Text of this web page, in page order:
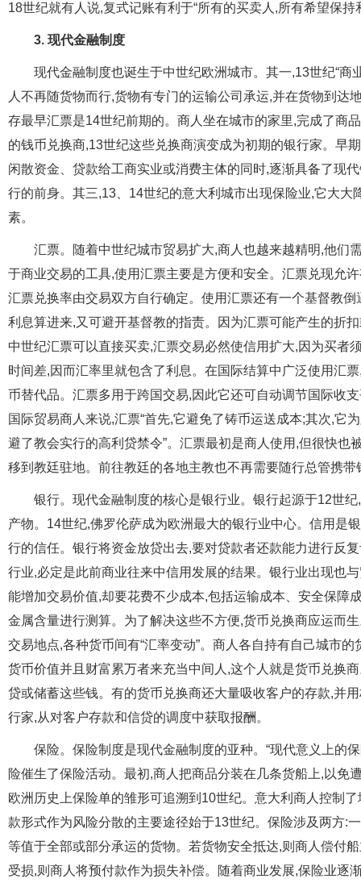
18世纪就有人说,复式记账有利于“所有的买卖人,所有希望保
3. 现代金融制度
现代金融制度也诞生于中世纪欧洲城市。其一,13世纪“
人不再随货物而行,货物有专门的运输公司承运,并在货物到
存最早汇票是14世纪前期的。商人坐在城市的家里,完成了商
的钱币兑换商,13世纪这些兑换商演变成为初期的银行家。早
闲散资金、贷款给工商实业或消费主体的同时,逐渐具备了现
行的前身。其三,13、14世纪的意大利城市出现保险业,它大
素。
汇票。随着中世纪城市贸易扩大,商人也越来越精明,他们
于商业交易的工具,使用汇票主要是方便和安全。汇票兑现允
汇票兑换率由交易双方自行确定。使用汇票还有一个基督教
利息算进来,又可避开基督教的指责。因为汇票可能产生的折
中世纪汇票可以直接买卖,汇票交易必然使信用扩大,因为买者
时间差,因而汇率里就包含了利息。在国际结算中广泛使用汇
币替代品。汇票多用于跨国交易,因此它还可自动调节国际收
国际贸易商人来说,汇票“首先,它避免了铸币运送成本;其次,它
避了教会实行的高利贷禁令”。汇票最初是商人使用,但很快
移到教廷驻地。前往教廷的各地主教也不再需要随行总管携
银行。现代金融制度的核心是银行业。银行起源于12世
产物。14世纪,佛罗伦萨成为欧洲最大的银行业中心。信用是
行的信任。银行将资金放贷出去,要对贷款者还款能力进行反
行业,必定是此前商业往来中信用发展的结果。银行业出现也
能增加交易价值,却要花费不少成本,包括运输成本、安全保障
金属含量进行测算。为了解决这些不方便,货币兑换商应运而
交易地点,各种货币间有“汇率变动”。商人各自持有自己城市
货币价值并且财富累万者来充当中间人,这个人就是货币兑换
贷或储蓄这些钱。有的货币兑换商还大量吸收客户的存款,并
行家,从对客户存款和信贷的调度中获取报酬。
保险。保险制度是现代金融制度的亚种。“现代意义上的
险催生了保险活动。最初,商人把商品分装在几条货船上,以
欧洲历史上保险单的雏形可追溯到10世纪。意大利商人控制
款形式作为风险分散的主要途径始于13世纪。保险涉及两方:
等值于全部或部分承运的货物。若货物安全抵达,则商人偿付
受损,则商人将预付款作为损失补偿。随着商业发展,保险业逐